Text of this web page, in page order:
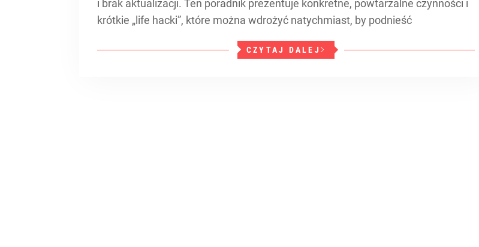
i brak aktualizacji. Ten poradnik prezentuje konkretne, powtarzalne czynności i
krótkie „life hacki”, które można wdrożyć natychmiast, by podnieść
CZYTAJ DALEJ